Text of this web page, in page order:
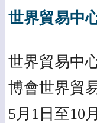
世界貿易中
世界貿易中
博會世界貿
5月1日至10